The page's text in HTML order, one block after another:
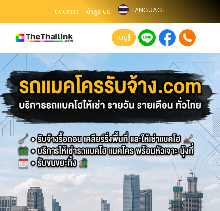
ติดต่อเรา เข้าสู่ระบบ LANGUAGE
เมนู